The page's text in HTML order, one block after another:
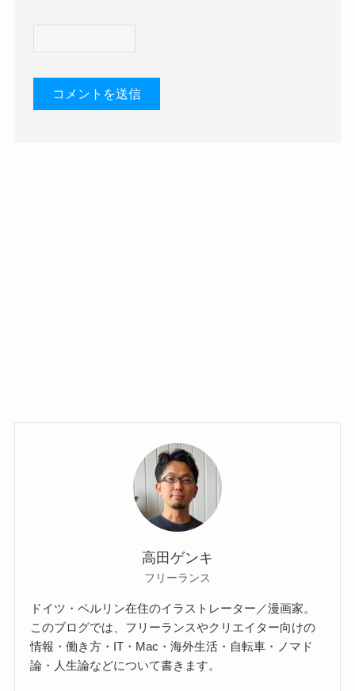
高田ゲンキ
フリーランス
ドイツ・ベルリン在住のイラストレーター／漫画家。
このブログでは、フリーランスやクリエイター向けの
情報・働き方・IT・Mac・海外生活・自転車・ノマド
論・人生論などについて書きます。